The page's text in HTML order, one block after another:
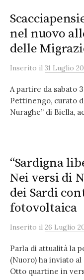
nel nuovo
delle
Inserito il 31 Luglio
A partire da sabato
Pettinengo, curato
Nuraghe” di Biella,
“Sardigna
Nei versi di
dei Sardi
fotovoltaica
Inserito il 26 Luglio
Parla di attualità la
(Nuoro) ha inviato
Otto quartine in